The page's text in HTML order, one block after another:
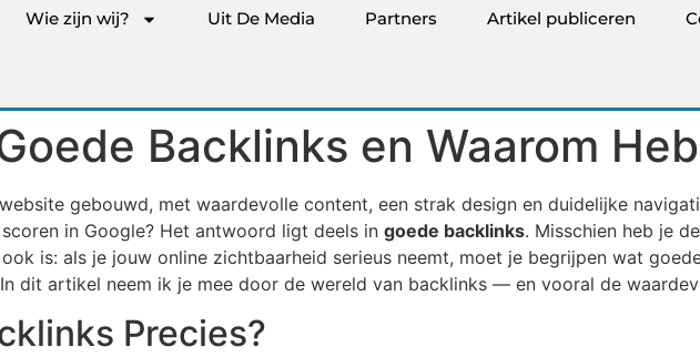
Wie zijn wij? Uit De Media Partners Artikel publiceren
Backlinks en Waarom
gebouwd, met waardevolle content, een strak design en duidelijke
in Google? Het antwoord ligt deels in goede backlinks. Misschien heb je
is: als je jouw online zichtbaarheid serieus neemt, moet je begrijpen wat
dit artikel neem ik je mee door de wereld van backlinks — en vooral de
Precies?